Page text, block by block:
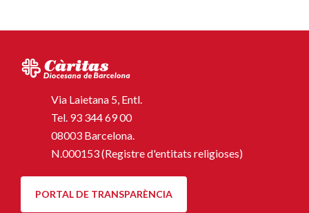
Via Laietana 5, Entl.
Tel. 93 344 69 00
08003 Barcelona.
N.000153 (Registre d'entitats religioses)
PORTAL DE TRANSPARÈNCIA